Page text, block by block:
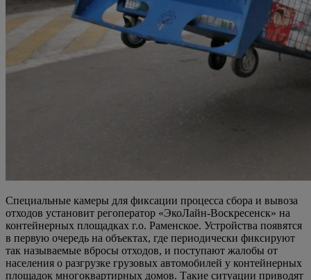
Специальные камеры для фиксации процесса сбора и вывоза
отходов установит регоператор «ЭкоЛайн-Воскресенск» на
контейнерных площадках г.о. Раменское. Устройства появятся
в первую очередь на объектах, где периодически фиксируют
так называемые вбросы отходов, и поступают жалобы от
населения о разгрузке грузовых автомобилей у контейнерных
площадок многоквартирных домов. Такие ситуации приводят